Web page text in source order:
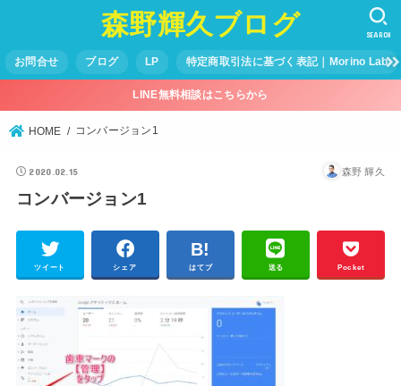
森野輝久ブログ
お問合せ ブログ LP 特定商取引法に基づく表記｜Morino Lab
SEARCH
LINE無料相談はこちらから
HOME コンバージョン1
2020.02.15 森野 輝久
コンバージョン1
ツイート シェア はてブ 送る Pocket